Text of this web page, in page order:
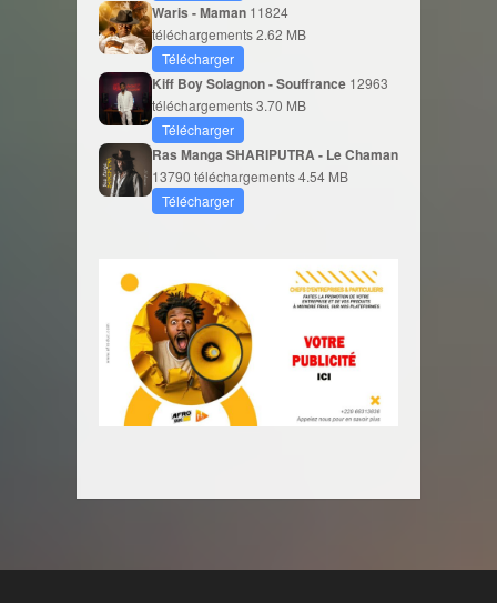
Waris - Maman 11824
téléchargements2.62 MB
Télécharger
Kiff Boy Solagnon - Souffrance 12963
téléchargements3.70 MB
Télécharger
Ras Manga SHARIPUTRA - Le Chaman
13790 téléchargements4.54 MB
Télécharger